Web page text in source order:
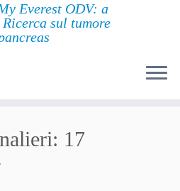
Everest ODV: a
sul tumore
17